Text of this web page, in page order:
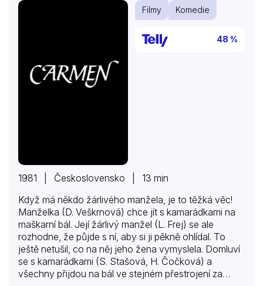
Filmy Komedie
48 %
1981 | Československo | 13 min
Když má někdo žárlivého manžela, je to těžká věc!
Manželka (D. Veškrnová) chce jít s kamarádkami na
maškarní bál. Její žárlivý manžel (L. Frej) se ale
rozhodne, že půjde s ní, aby si ji pěkně ohlídal. To
ještě netušil, co na něj jeho žena vymyslela. Domluví
se s kamarádkami (S. Stašová, H. Čočková) a
všechny přijdou na bál ve stejném přestrojení za